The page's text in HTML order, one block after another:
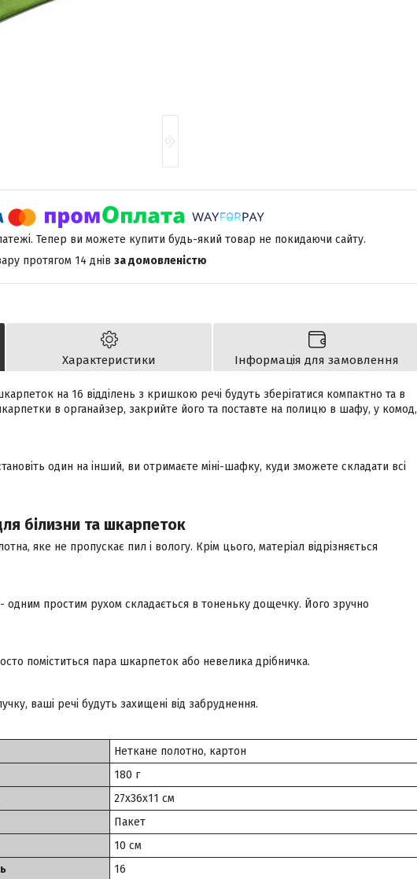
Тепер ви можете купити будь-який товар не покидаючи сайту.
протягом 14 днів за домовленістю
Характеристики Інформація для замовлення
на 16 відділень з кришкою речі будуть зберігатися компактно та в
в органайзер, закрийте його та поставте на полицю в шафу, у комод,
один на інший, ви отримаєте міні-шафку, куди зможете складати всі
білизни та шкарпеток
яке не пропускає пил і вологу. Крім цього, матеріал відрізняється
одним простим рухом складається в тоненьку дощечку. Його зручно
поміститься пара шкарпеток або невелика дрібничка.
ваші речі будуть захищені від забруднення.
Неткане полотно, картон
180 г
27х36х11 см
Пакет
10 см
16